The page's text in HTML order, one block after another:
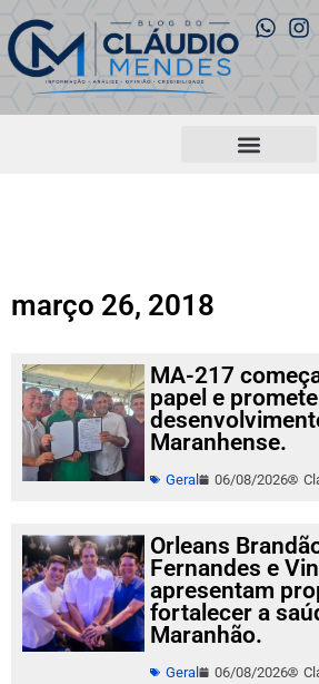
março 26, 2018
MA-217
papel e
Maranhense.
Geral 06/08/2026
Orleans
Fernandes e
apresentam
fortalecer a
Maranhão.
Geral 06/08/2026